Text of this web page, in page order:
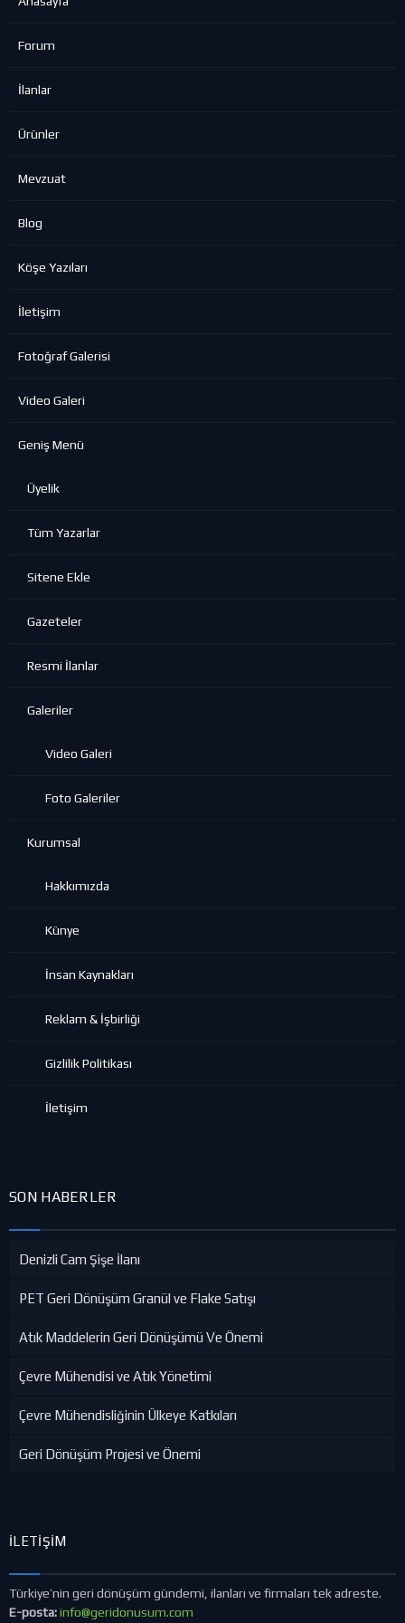
Forum
İlanlar
Ürünler
Mevzuat
Blog
Köşe Yazıları
İletişim
Fotoğraf Galerisi
Video Galeri
Geniş Menü
Üyelik
Tüm Yazarlar
Sitene Ekle
Gazeteler
Resmi İlanlar
Galeriler
Video Galeri
Foto Galeriler
Kurumsal
Hakkımızda
Künye
İnsan Kaynakları
Reklam & İşbirliği
Gizlilik Politikası
İletişim
SON HABERLER
Denizli Cam Şişe İlanı
PET Geri Dönüşüm Granül ve Flake Satışı
Atık Maddelerin Geri Dönüşümü Ve Önemi
Çevre Mühendisi ve Atık Yönetimi
Çevre Mühendisliğinin Ülkeye Katkıları
Geri Dönüşüm Projesi ve Önemi
İLETIŞIM
Türkiye’nin geri dönüşüm gündemi, ilanları ve firmaları tek adreste.
E-posta:info@geridonusum.com